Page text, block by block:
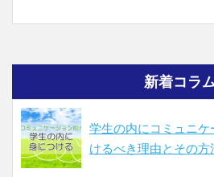
新着コラ
学生の内にコミュニ
けるべき理由とその方